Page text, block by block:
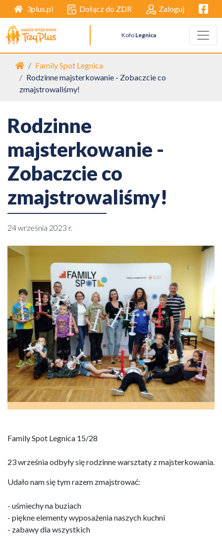
3plus.pl Dołącz do ZDR Zaloguj
Koło Legnica
Strona główna
Family Spot Legnica
Rodzinne majsterkowanie - Zobaczcie co
zmajstrowaliśmy!
Rodzinne
majsterkowanie -
Zobaczcie co
zmajstrowaliśmy!
24 września 2023 r.
Family Spot Legnica 15/28
23 września odbyły się rodzinne warsztaty z majsterkowania.
Udało nam się tym razem zmajstrować:
- uśmiechy na buziach
- piękne elementy wyposażenia naszych kuchni
- zabawy dla wszystkich